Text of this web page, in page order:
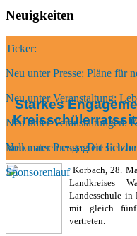
Neuigkeiten
Ticker:
Neu unter Presse: Pläne für
Neu unter Veranstaltung:
Neu unter Veranstaltungen:
Volkmarsen engagiert sich
Sponsorenlauf
Neu unter Presse: Die
Starkes
Korbach, 28.
Landkreises
Landesschule in
mit gleich fünf
vertreten.